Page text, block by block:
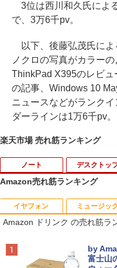
3位は西川和久氏によ
で、3万6千pv。
以下、後藤弘茂氏によ
ノクロの写真がカラー
ThinkPad X395のレビ
の記事、Windows 10
ニュースなどがランク
ダーラインは1万6千pv。
楽天市場 売れ筋ランキング
ノート
1
【期
in11
付
メモ
Web
デスクトッ
1
【お
元】
イ
高コ
内蔵
1
魔王
けど
子
￥792
Amazon売れ筋ランキング
イヤフォン
Anker
全ワイ
ミュージッ
Amazon ドリンク の売れ筋ラ
by
富士山